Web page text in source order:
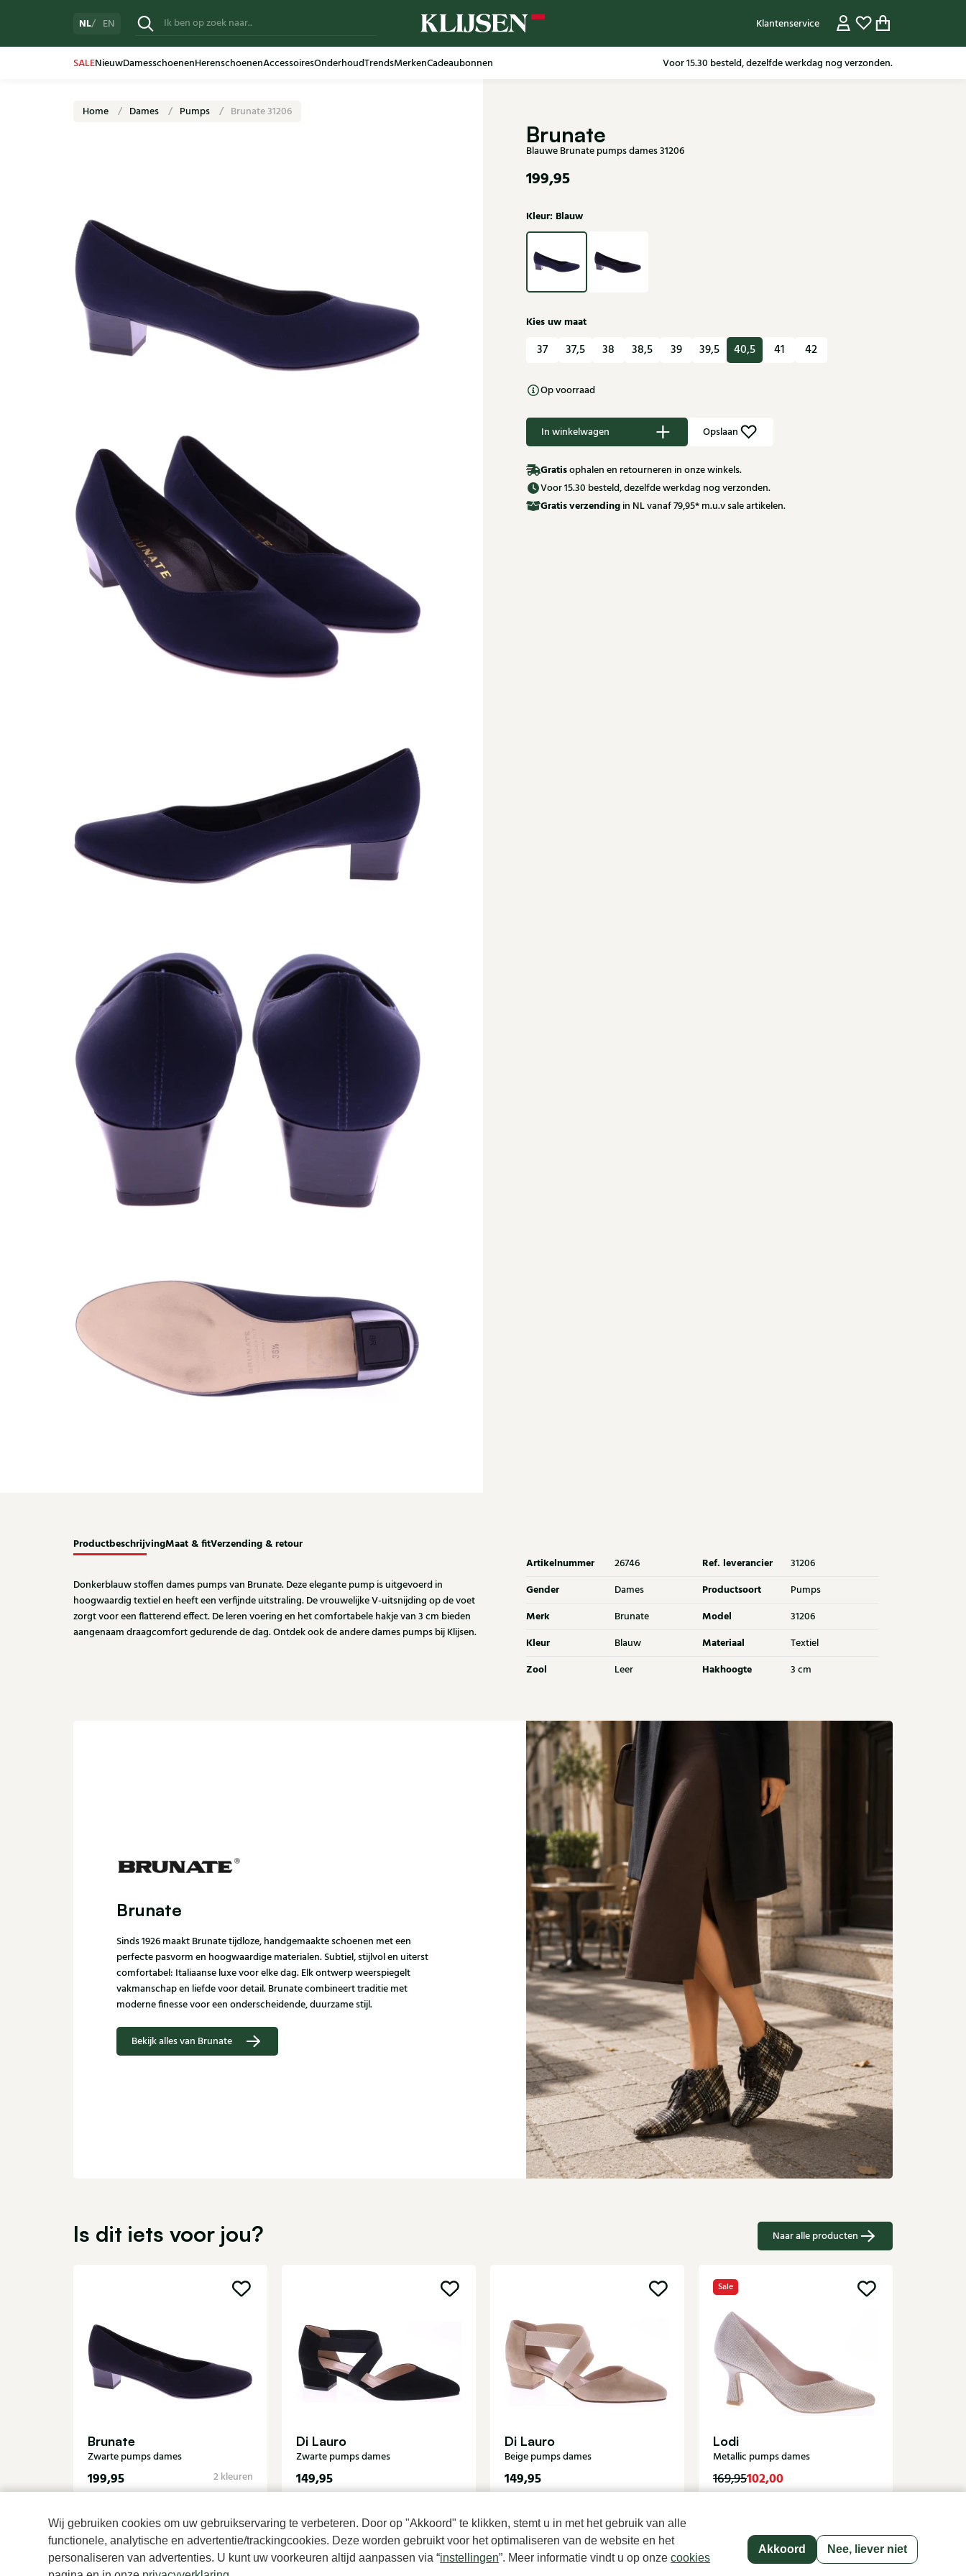
Wij gebruiken cookies om uw gebruikservaring te verbeteren. Door op "Akkoord" te klikken, stemt u in met het gebruik van alle
functionele, analytische en advertentie/trackingcookies. Deze worden gebruikt voor het optimaliseren van de website en het
personaliseren van advertenties. U kunt uw voorkeuren altijd aanpassen via “instellingen”. Meer informatie vindt u op onzecookies
Akkoord Nee, liever niet
NL EN Klantenservice
SALENieuwDamesschoenenHerenschoenenAccessoiresOnderhoudTrendsMerkenCadeaubonnen Gratis verzending in NL vanaf 79,95* m.u.v sale artikelen.
Home Dames Pumps Brunate 31206
Brunate
Blauwe Brunate pumps dames 31206
199,95
Kleur: Blauw
Kies uw maat
37 37,5 38 38,5 39 39,5 40,5 41 42
Op voorraad
In winkelwagen Opslaan
Gratisophalen en retourneren in onze winkels.
Voor 15.30 besteld, dezelfde werkdag nog verzonden.
Gratisverzending in NL vanaf 79,95* m.u.v sale artikelen.
ProductbeschrijvingMaat & fitVerzending & retour
Donkerblauw stoffen dames pumps van Brunate. Deze elegante pump is uitgevoerd in
hoogwaardig textiel en heeft een verfijnde uitstraling. De vrouwelijke V-uitsnijding op de voet
zorgt voor een flatterend effect. De leren voering en het comfortabele hakje van 3 cm bieden
aangenaam draagcomfort gedurende de dag. Ontdek ook de andere dames pumps bij Klijsen.
Artikelnummer 26746 Ref. leverancier 31206
Gender Dames Productsoort Pumps
Merk Brunate Model 31206
Kleur Blauw Materiaal Textiel
Zool Leer Hakhoogte 3 cm
Brunate
Sinds 1926 maakt Brunate tijdloze, handgemaakte schoenen met een
perfecte pasvorm en hoogwaardige materialen. Subtiel, stijlvol en uiterst
comfortabel: Italiaanse luxe voor elke dag. Elk ontwerp weerspiegelt
vakmanschap en liefde voor detail. Brunate combineert traditie met
moderne finesse voor een onderscheidende, duurzame stijl.
Bekijk alles van Brunate
Is dit iets voor jou? Naar alle producten
Brunate
Zwarte pumps dames
199,95 2 kleuren
Di Lauro
Zwarte pumps dames
149,95
Di Lauro
Beige pumps dames
149,95
Sale
Lodi
Metallic pumps dames
169,95102,00